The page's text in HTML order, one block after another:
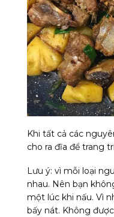
Khi tất cả các
cho ra đĩa để trang
Lưu ý: vì mỗi loại
nhau. Nên bạn
một lúc khi nấu. Vì
bấy nát. Không